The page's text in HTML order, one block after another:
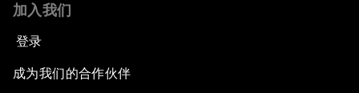
加入我们
登录
成为我们的合作伙伴